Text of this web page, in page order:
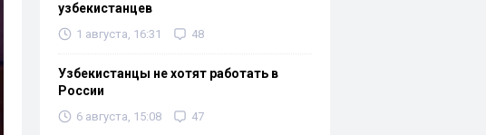
узбекистанцев
1 августа, 16:31 48
Узбекистанцы не хотят работать в
России
6 августа, 15:08 47